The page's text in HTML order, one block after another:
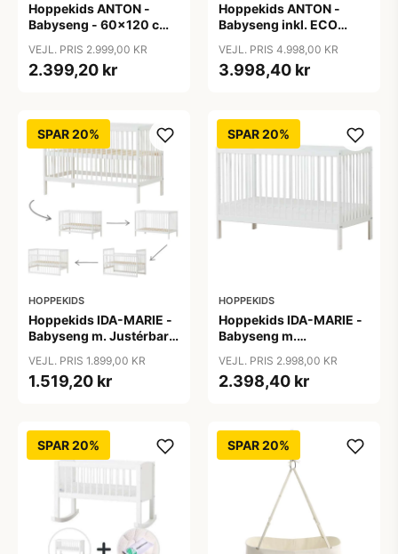
Hoppekids ANTON -
Babyseng - 60x120 cm.
VEJL. PRIS 2.999,00 KR
2.399,20 kr
Hoppekids ANTON -
Babyseng inkl. ECO
cm. - Hvid
VEJL. PRIS 4.998,00 KR
3.998,40 kr
SPAR 20%
HOPPEKIDS
Hoppekids IDA-MARIE -
Babyseng m. Justérbar
Hvid
VEJL. PRIS 1.899,00 KR
1.519,20 kr
SPAR 20%
HOPPEKIDS
Hoppekids IDA-MARIE -
Babyseng m.
Justérbar Højde og
Sidepanel - Hvid
VEJL. PRIS 2.998,00 KR
2.398,40 kr
SPAR 20% SPAR 20%